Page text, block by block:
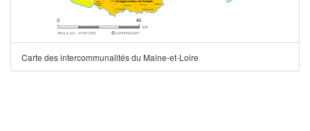
Carte des intercommunalités du Maine-et-Loire